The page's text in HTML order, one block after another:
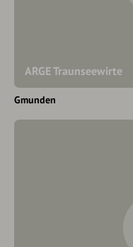
ARGE Traunseewirte
Gmunden